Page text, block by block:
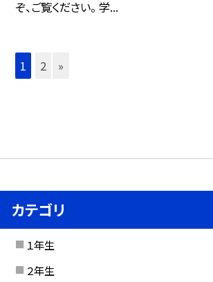
ぞ、ご覧ください。 学...
1 2 »
カテゴリ
１年生
２年生